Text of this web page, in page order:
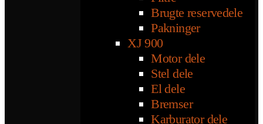
Brugte reservedele
Pakninger
XJ 900
Motor dele
Stel dele
El dele
Bremser
Karburator dele